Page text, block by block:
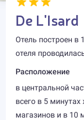
De L'Isard
Отель построен в
отеля
Расположение
в центральной
всего в 5
магазинов и в 10